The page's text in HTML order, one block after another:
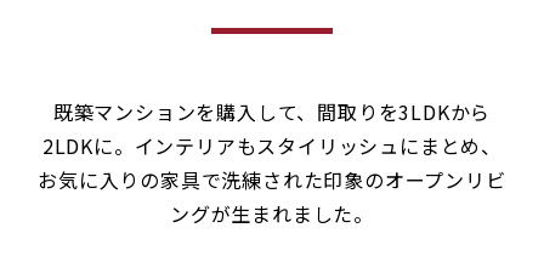
既築マンションを購入して、間取りを3LDKから
2LDKに。インテリアもスタイリッシュにまとめ、
お気に入りの家具で洗練された印象のオープンリビ
ングが生まれました。